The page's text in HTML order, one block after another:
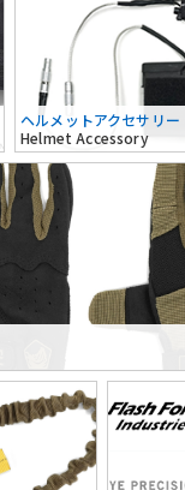
ヘルメットアクセサリー
Helmet Accessory